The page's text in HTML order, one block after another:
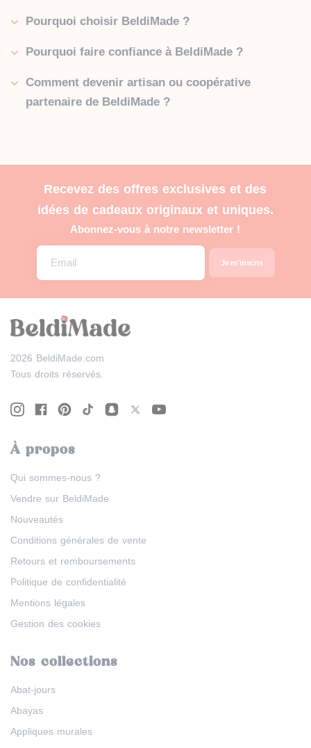
Pourquoi choisir BeldiMade ?
Pourquoi faire confiance à BeldiMade ?
Comment devenir artisan ou coopérative
partenaire de BeldiMade ?
Recevez des offres exclusives et des
idées de cadeaux originaux et uniques.
Abonnez-vous à notre newsletter !
Email
2026 BeldiMade.com
Tous droits réservés.
À propos
Qui sommes-nous ?
Vendre sur BeldiMade
Nouveautés
Conditions générales de vente
Retours et remboursements
Politique de confidentialité
Mentions légales
Gestion des cookies
Nos collections
Abat-jours
Abayas
Appliques murales